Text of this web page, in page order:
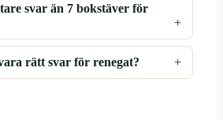
svar än 7 bokstäver för
rätt svar för renegat?